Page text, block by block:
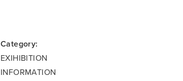
Category:
EXIHIBITION
INFORMATION